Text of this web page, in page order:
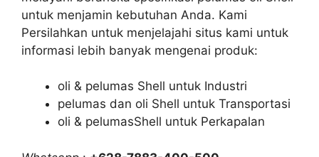
untuk menjamin kebutuhan Anda. Kami
Persilahkan untuk menjelajahi situs kami untuk
informasi lebih banyak mengenai produk:
oli & pelumas Shell untuk Industri
pelumas dan oli Shell untuk Transportasi
oli & pelumasShell untuk Perkapalan